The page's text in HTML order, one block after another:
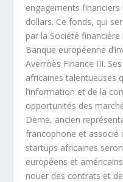
engagements
dollars. Ce fonds, qui
par la Société
Banque européenne
Averroès Finance III.
africaines talentueuses
l’information et de la
opportunités des
Dème, ancien
francophone et associé
startups africaines
européens et
nouer des contrats et